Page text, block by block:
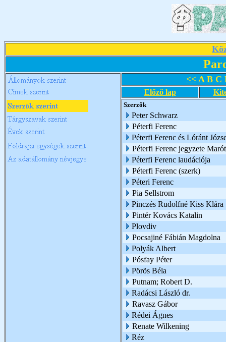
<< A B C
Előző lap
Szerzők
Peter Schwarz
Péterfi Ferenc
Péterfi Ferenc és Lóránt
Péterfi Ferenc jegyzete
Péterfi Ferenc laudációja
Péterfi Ferenc (szerk)
Péteri Ferenc
Pia Sellstrom
Pinczés Rudolfné Kiss Klára
Pintér Kovács Katalin
Plovdiv
Pocsajiné Fábián Magdolna
Polyák Albert
Pósfay Péter
Pörös Béla
Putnam; Robert D.
Radácsi László dr.
Ravasz Gábor
Rédei Ágnes
Renate Wilkening
Réz